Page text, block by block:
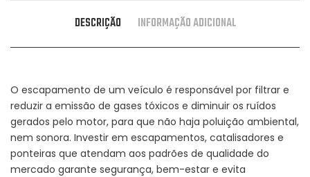
DESCRIÇÃO INFORMAÇÃO ADICIONAL
O escapamento de um veículo é responsável por filtrar e
reduzir a emissão de gases tóxicos e diminuir os ruídos
gerados pelo motor, para que não haja poluição ambiental,
nem sonora. Investir em escapamentos, catalisadores e
ponteiras que atendam aos padrões de qualidade do
mercado garante segurança, bem-estar e evita